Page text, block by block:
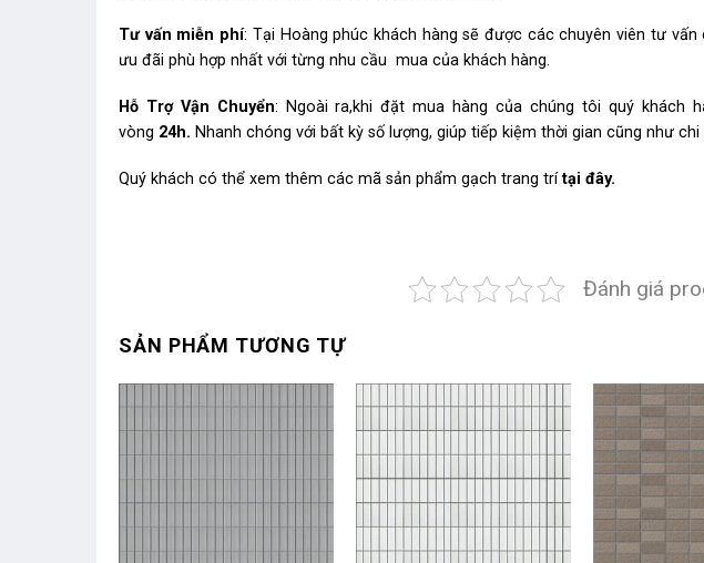
Tư vấn miễn phí: Tại Hoàng phúc khách hàng sẽ được các chuyên viên tư
ưu đãi phù hợp nhất với từng nhu cầu mua của khách hàng.
Hỗ Trợ Vận Chuyển: Ngoài ra,khi đặt mua hàng của chúng tôi quý
vòng 24h. Nhanh chóng với bất kỳ số lượng, giúp tiếp kiệm thời gian cũng như
Quý khách có thể xem thêm các mã sản phẩm gạch trang trí tại đây.
Đánh giá
SẢN PHẨM TƯƠNG TỰ